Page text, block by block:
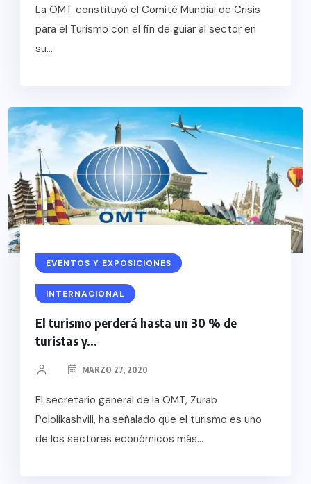
La OMT constituyó el Comité Mundial de Crisis
para el Turismo con el fin de guiar al sector en
su...
EVENTOS Y EXPOSICIONES
INTERNACIONAL
El turismo perderá hasta un 30 % de
turistas y...
MARZO 27, 2020
El secretario general de la OMT, Zurab
Pololikashvili, ha señalado que el turismo es uno
de los sectores económicos más...